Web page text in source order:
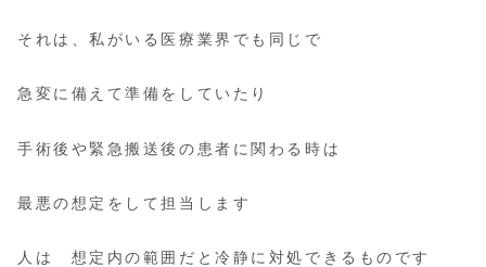
それは、私がいる医療業界でも同じで
急変に備えて準備をしていたり
手術後や緊急搬送後の患者に関わる時は
最悪の想定をして担当します
人は 想定内の範囲だと冷静に対処できるものです